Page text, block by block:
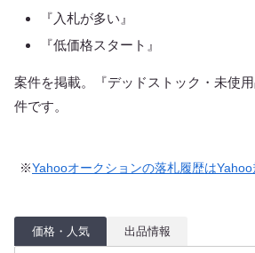
『入札が多い』
『低価格スタート』
案件を掲載。『デッドストック・未使
件です。
※Yahooオークションの落札履歴は
価格・人気 出品情報